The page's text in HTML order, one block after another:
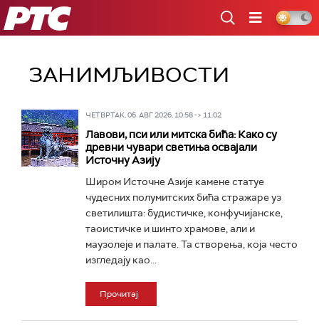
РТС
ЗАНИМЉИВОСТИ
ЧЕТВРТАК, 06. АВГ 2026, 10:58 -> 11:02
Лавови, пси или митска бића: Како су
древни чувари светиња освајали
Источну Азију
Широм Источне Азије камене статуе
чудесних полумитских бића стражаре уз
светилишта: будистичке, конфучијанске,
таоистичке и шинто храмове, али и
маузолеје и палате. Та створења, која често
изгледају као...
Прочитај